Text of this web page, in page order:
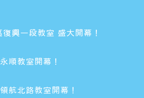
興一段教室 盛大開幕！
順教室開幕！
航北路教室開幕！